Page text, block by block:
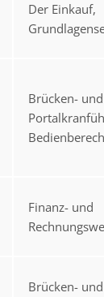
Der Einkauf,
Brücken- und
Finanz- und
Brücken- und